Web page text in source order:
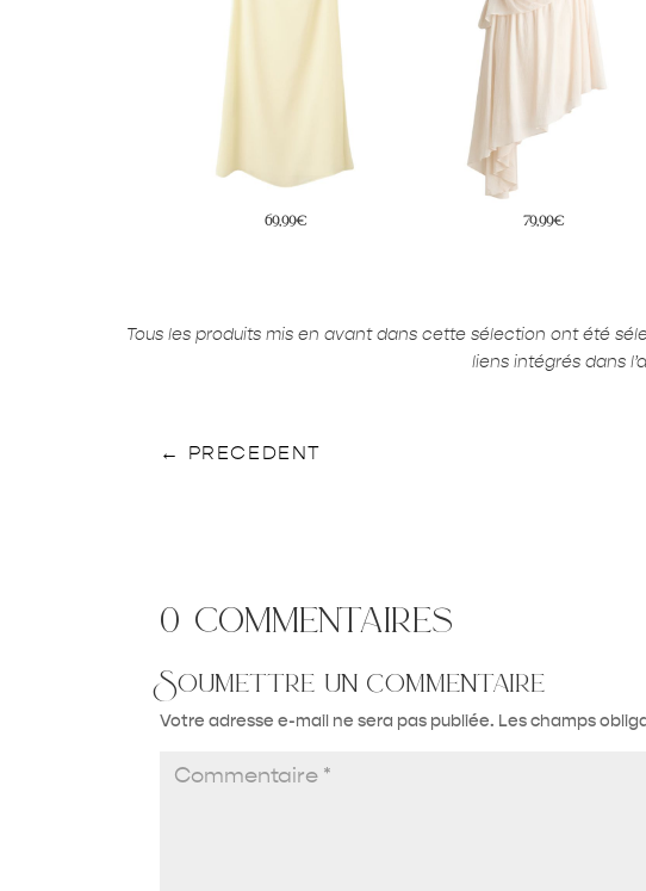
79,99€ 59,99€
Tous les produits mis en avant dans cette sélection ont été
liens intégrés dans
← PRECEDENT
0 commentaires
Soumettre un commentaire
Votre adresse e-mail ne sera pas publiée. Les champs